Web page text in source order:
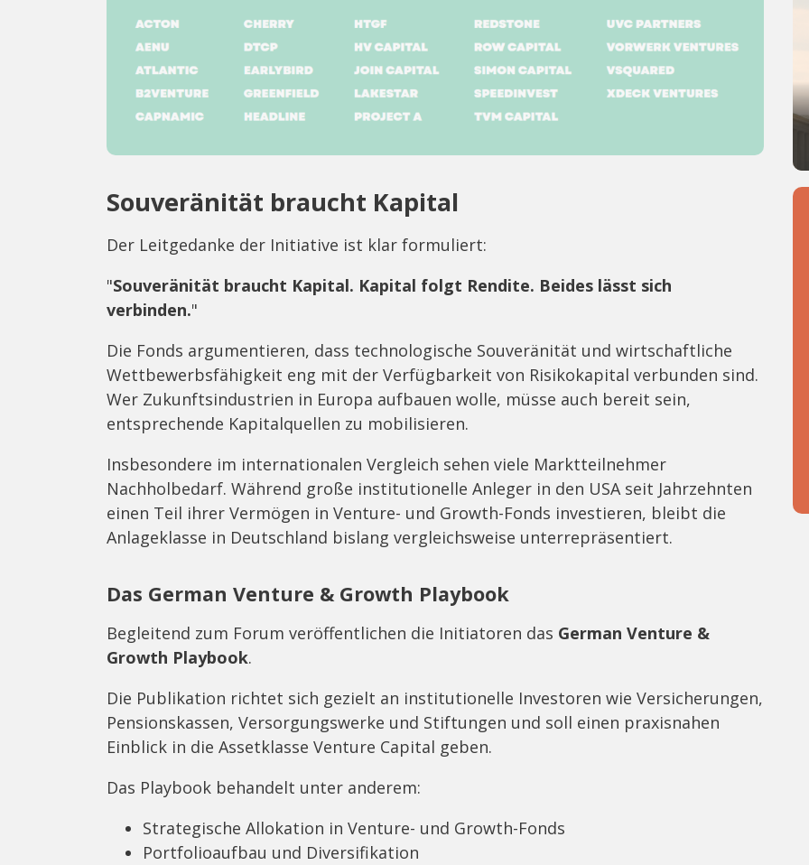
Souveränität braucht Kapital
Der Leitgedanke der Initiative ist klar formuliert:
"Souveränität braucht Kapital. Kapital folgt Rendite. Beides lässt sich
verbinden."
Die Fonds argumentieren, dass technologische Souveränität und wirtschaftliche
Wettbewerbsfähigkeit eng mit der Verfügbarkeit von Risikokapital verbunden sind.
Wer Zukunftsindustrien in Europa aufbauen wolle, müsse auch bereit sein,
entsprechende Kapitalquellen zu mobilisieren.
Insbesondere im internationalen Vergleich sehen viele Marktteilnehmer
Nachholbedarf. Während große institutionelle Anleger in den USA seit Jahrzehnten
einen Teil ihrer Vermögen in Venture- und Growth-Fonds investieren, bleibt die
Anlageklasse in Deutschland bislang vergleichsweise unterrepräsentiert.
Das German Venture & Growth Playbook
Begleitend zum Forum veröffentlichen die Initiatoren das German Venture &
Growth Playbook.
Die Publikation richtet sich gezielt an institutionelle Investoren wie Versicherungen,
Pensionskassen, Versorgungswerke und Stiftungen und soll einen praxisnahen
Einblick in die Assetklasse Venture Capital geben.
Das Playbook behandelt unter anderem:
Strategische Allokation in Venture- und Growth-Fonds
Portfolioaufbau und Diversifikation